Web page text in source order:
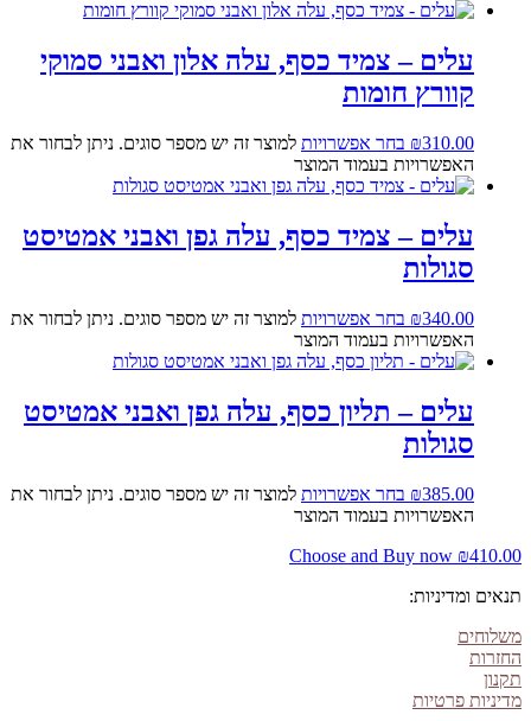
עלים – צמיד כסף, עלה אלון ואבני סמוקי
קוורץ חומות
₪310.00 בחר אפשרויות למוצר זה יש מספר סוגים. ניתן לבחור את
האפשרויות בעמוד המוצר
עלים – צמיד כסף, עלה גפן ואבני אמטיסט
סגולות
₪340.00 בחר אפשרויות למוצר זה יש מספר סוגים. ניתן לבחור את
האפשרויות בעמוד המוצר
עלים – תליון כסף, עלה גפן ואבני אמטיסט
סגולות
₪385.00 בחר אפשרויות למוצר זה יש מספר סוגים. ניתן לבחור את
האפשרויות בעמוד המוצר
₪410.00
Choose and Buy now
תנאים ומדיניות:
משלוחים
החזרות
תקנון
מדיניות פרטיות